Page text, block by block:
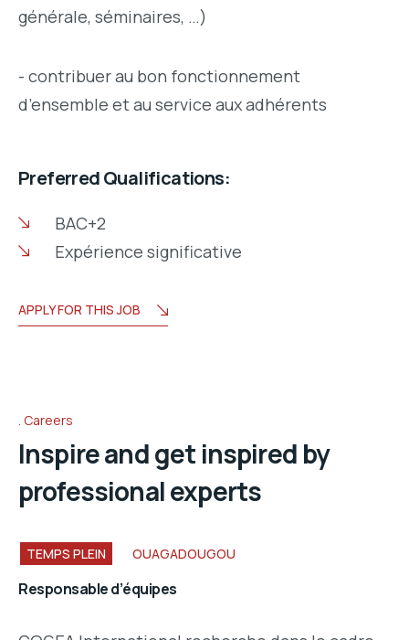
générale, séminaires, …)
- contribuer au bon fonctionnement
d’ensemble et au service aux adhérents
Preferred Qualifications:
BAC+2
Expérience significative
APPLY FOR THIS JOB
Careers
Inspire and get inspired by
professional experts
TEMPS PLEIN OUAGADOUGOU
Responsable d’équipes